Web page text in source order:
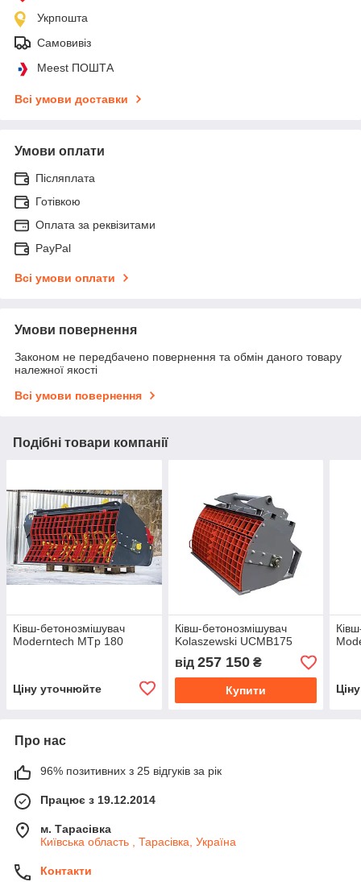
Укрпошта
Самовивіз
Meest ПОШТА
Всі умови доставки
Умови оплати
Післяплата
Готівкою
Оплата за реквізитами
PayPal
Всі умови оплати
Умови повернення
Законом не передбачено повернення та обмін даного товару
належної якості
Всі умови повернення
Подібні товари компанії
Ківш-бетонозмішувач
Moderntech MTp 180
Ціну уточнюйте
Ківш-бетонозмішувач
Kolaszewski UCMB175
від 257 150₴
Купити
Про нас
96% позитивних з 25 відгуків за рік
Працює з 19.12.2014
м. Тарасівка
Київська область , Тарасівка, Україна
Контакти